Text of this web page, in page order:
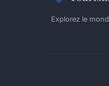
Explorez le